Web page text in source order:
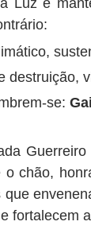
destruição,
se:
o chão,
fortalecem